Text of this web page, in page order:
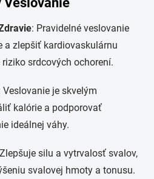
: Pravidelné veslovanie
a zlepšiť kardiovaskulárnu
srdcových ochorení.
Veslovanie je skvelým
kalórie a podporovať
ideálnej váhy.
silu a vytrvalosť svalov,
svalovej hmoty a tonusu.